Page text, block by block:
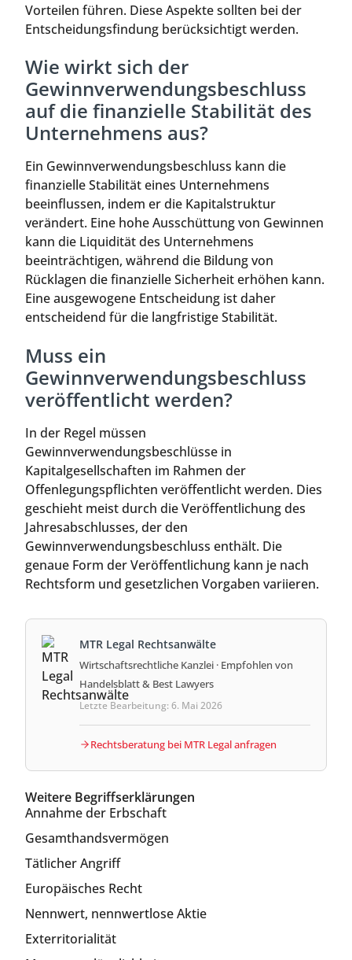
Vorteilen führen. Diese Aspekte sollten bei der
Entscheidungsfindung berücksichtigt werden.
Wie wirkt sich der
Gewinnverwendungsbeschluss
auf die finanzielle Stabilität des
Unternehmens aus?
Ein Gewinnverwendungsbeschluss kann die
finanzielle Stabilität eines Unternehmens
beeinflussen, indem er die Kapitalstruktur
verändert. Eine hohe Ausschüttung von Gewinnen
kann die Liquidität des Unternehmens
beeinträchtigen, während die Bildung von
Rücklagen die finanzielle Sicherheit erhöhen kann.
Eine ausgewogene Entscheidung ist daher
entscheidend für die langfristige Stabilität.
Muss ein
Gewinnverwendungsbeschluss
veröffentlicht werden?
In der Regel müssen
Gewinnverwendungsbeschlüsse in
Kapitalgesellschaften im Rahmen der
Offenlegungspflichten veröffentlicht werden. Dies
geschieht meist durch die Veröffentlichung des
Jahresabschlusses, der den
Gewinnverwendungsbeschluss enthält. Die
genaue Form der Veröffentlichung kann je nach
Rechtsform und gesetzlichen Vorgaben variieren.
MTR Legal Rechtsanwälte
Wirtschaftsrechtliche Kanzlei · Empfohlen von
Handelsblatt & Best Lawyers
Letzte Bearbeitung: 6. Mai 2026
Rechtsberatung bei MTR Legal anfragen
Weitere Begriffserklärungen
Annahme der Erbschaft
Gesamthandsvermögen
Tätlicher Angriff
Europäisches Recht
Nennwert, nennwertlose Aktie
Exterritorialität